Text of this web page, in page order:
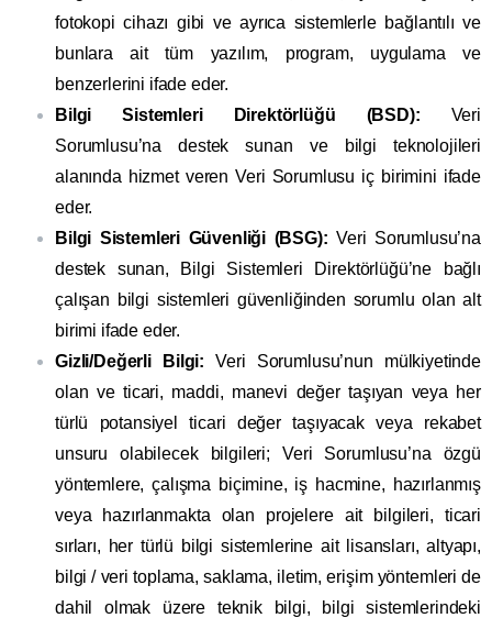
fotokopi cihazı gibi ve ayrıca sistemlerle bağlantılı ve
bunlara ait tüm yazılım, program, uygulama ve
benzerlerini ifade eder.
Bilgi Sistemleri Direktörlüğü (BSD): Veri
Sorumlusu’na destek sunan ve bilgi teknolojileri
alanında hizmet veren Veri Sorumlusu iç birimini ifade
eder.
Bilgi Sistemleri Güvenliği (BSG): Veri Sorumlusu’na
destek sunan, Bilgi Sistemleri Direktörlüğü’ne bağlı
çalışan bilgi sistemleri güvenliğinden sorumlu olan alt
birimi ifade eder.
Gizli/Değerli Bilgi: Veri Sorumlusu’nun mülkiyetinde
olan ve ticari, maddi, manevi değer taşıyan veya her
türlü potansiyel ticari değer taşıyacak veya rekabet
unsuru olabilecek bilgileri; Veri Sorumlusu’na özgü
yöntemlere, çalışma biçimine, iş hacmine, hazırlanmış
veya hazırlanmakta olan projelere ait bilgileri, ticari
sırları, her türlü bilgi sistemlerine ait lisansları, altyapı,
bilgi / veri toplama, saklama, iletim, erişim yöntemleri de
dahil olmak üzere teknik bilgi, bilgi sistemlerindeki